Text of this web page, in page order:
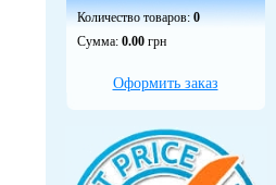
Количество товаров: 0
Сумма: 0.00грн
Оформить заказ